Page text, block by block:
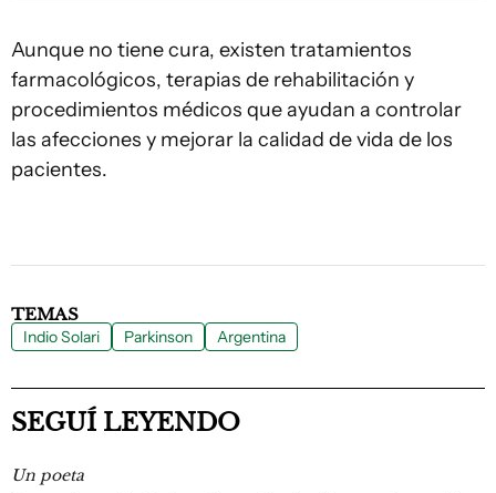
Aunque no tiene cura, existen tratamientos
farmacológicos, terapias de rehabilitación y
procedimientos médicos que ayudan a controlar
las afecciones y mejorar la calidad de vida de los
pacientes.
TEMAS
Indio Solari Parkinson Argentina
SEGUÍ LEYENDO
Un poeta